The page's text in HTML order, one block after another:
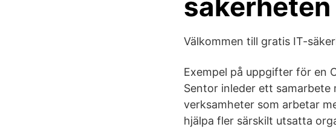
Välkommen till gratis IT-
Exempel på uppgifter för en
Sentor inleder ett
verksamheter som arbetar
hjälpa fler särskilt utsatta